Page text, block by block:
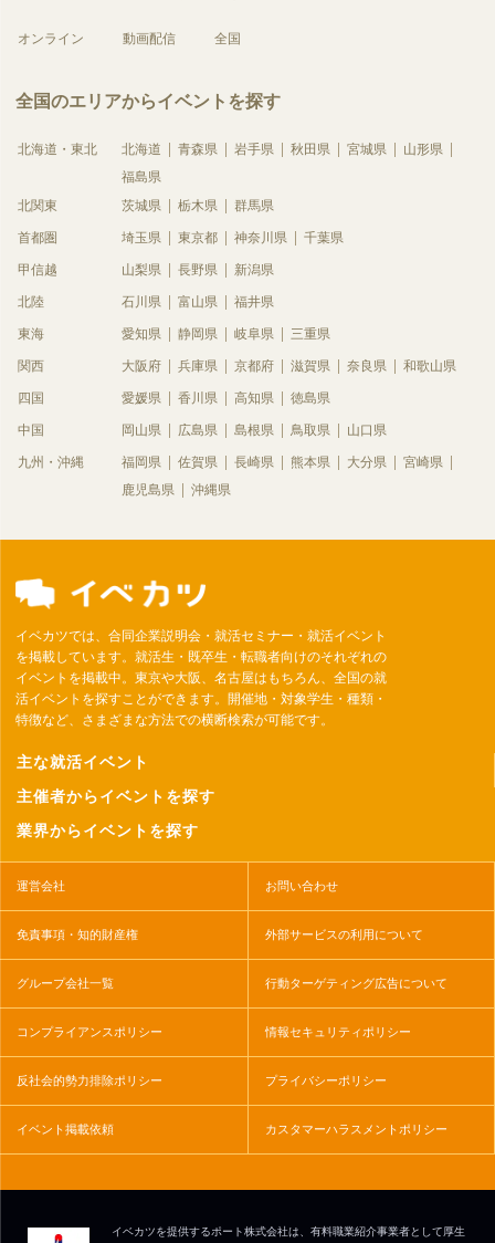
オンライン 動画配信 全国
全国のエリアからイベントを探す
北海道・東北 北海道 青森県 岩手県 秋田県 宮城県
山形県
福島県
北関東
茨城県 栃木県 群馬県
首都圏 埼玉県 東京都 神奈川県 千葉県
甲信越 山梨県 長野県 新潟県
北陸 石川県 富山県 福井県
東海 愛知県 静岡県 岐阜県 三重県
関西 大阪府 兵庫県 京都府 滋賀県 奈良県 和歌山県
四国 愛媛県 香川県 高知県 徳島県
中国 岡山県 広島県 島根県 鳥取県 山口県
九州・沖縄 福岡県 佐賀県 長崎県 熊本県 大分県
宮崎県
鹿児島県
沖縄県
イベカツでは、合同企業説明会・就活セミナー・就活イベント
を掲載しています。就活生・既卒生・転職者向けのそれぞれの
イベントを掲載中。東京や大阪、名古屋はもちろん、全国の就
活イベントを探すことができます。開催地・対象学生・種類・
特徴など、さまざまな方法での横断検索が可能です。
主な就活イベント
主催者からイベントを探す
業界からイベントを探す
運営会社 お問い合わせ
免責事項・知的財産権 外部サービスの利用について
グループ会社一覧 行動ターゲティング広告について
コンプライアンスポリシー 情報セキュリティポリシー
反社会的勢力排除ポリシー プライバシーポリシー
イベント掲載依頼 カスタマーハラスメントポリシー